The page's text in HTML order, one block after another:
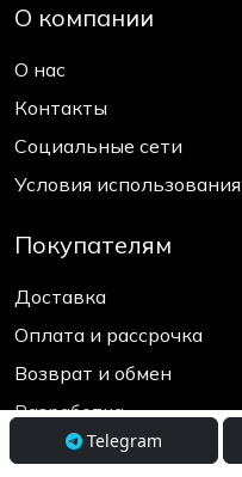
О компании
О нас
Контакты
Социальные сети
Условия использования
Покупателям
Доставка
Оплата и рассрочка
Возврат и обмен
Разработка
Telegram